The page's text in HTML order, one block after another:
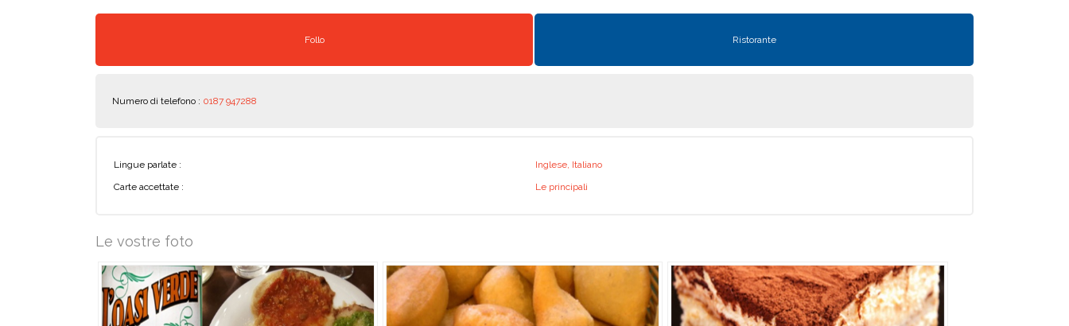
Follo Ristorante
Numero di telefono : 0187 947288
Lingue parlate :
Inglese, Italiano
Carte accettate :
Le principali
Le vostre foto